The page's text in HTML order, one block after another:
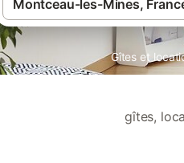
Gîtes et
gîtes,